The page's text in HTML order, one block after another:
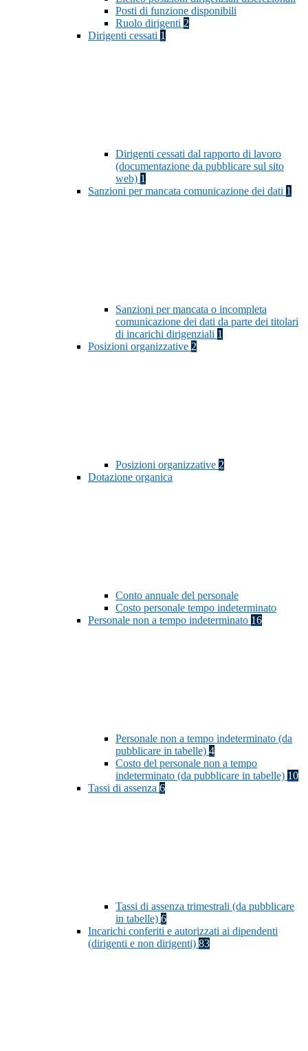
Posti di funzione disponibili
Ruolo dirigenti 2
Dirigenti cessati 1
Dirigenti cessati dal rapporto di lavoro
(documentazione da pubblicare sul sito
web) 1
Sanzioni per mancata comunicazione dei dati 1
Sanzioni per mancata o incompleta
comunicazione dei dati da parte dei titolari
di incarichi dirigenziali 1
Posizioni organizzative 2
Posizioni organizzative 2
Dotazione organica
Conto annuale del personale
Costo personale tempo indeterminato
Personale non a tempo indeterminato 16
Personale non a tempo indeterminato (da
pubblicare in tabelle) 4
Costo del personale non a tempo
indeterminato (da pubblicare in tabelle) 10
Tassi di assenza 6
Tassi di assenza trimestrali (da pubblicare
in tabelle) 6
Incarichi conferiti e autorizzati ai dipendenti
(dirigenti e non dirigenti) 83